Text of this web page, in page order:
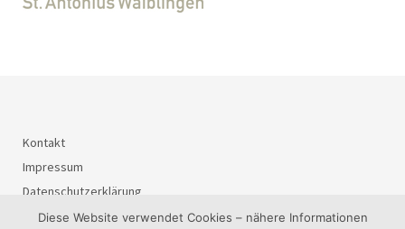
Kontakt
Impressum
Datenschutzerklärung
Diese Website verwendet Cookies – nähere Informationen